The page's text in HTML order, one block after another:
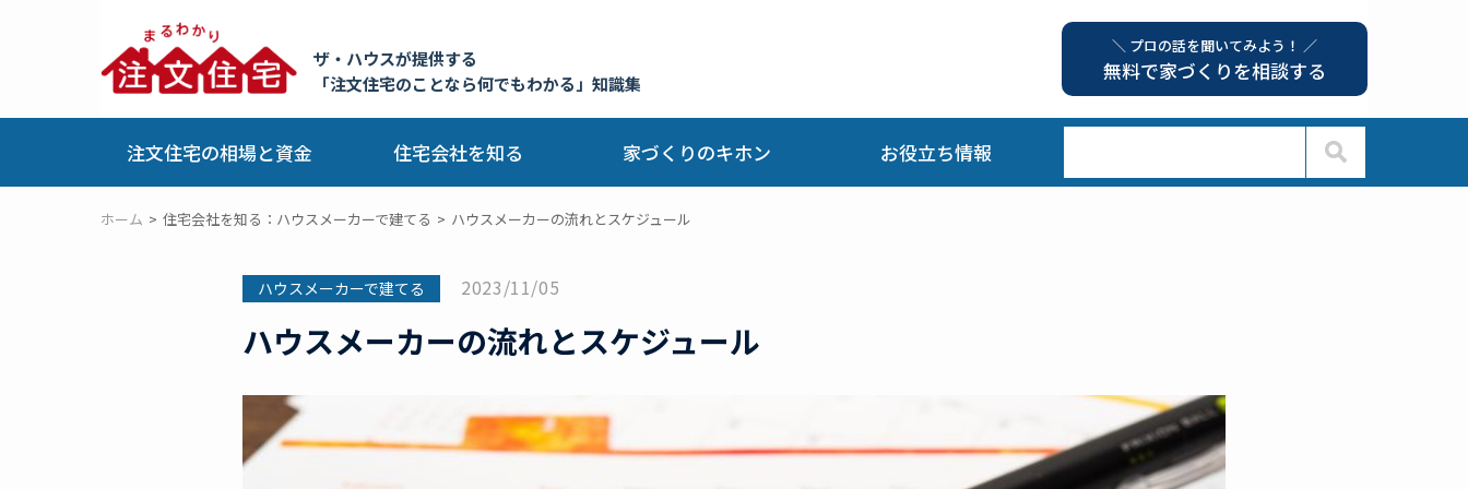
ザ・ハウスが提供する
「注文住宅のことなら何でもわかる」知識集
＼ プロの話を聞いてみよう！ ／
無料で家づくりを相談する
注文住宅の相場と資金 住宅会社を知る 家づくりのキホン お役立ち情報
ホーム 住宅会社を知る：ハウスメーカーで建てる ハウスメーカーの流れとスケジュール
ハウスメーカーで建てる 2023/11/05
ハウスメーカーの流れとスケジュール